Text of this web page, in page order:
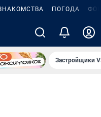
ПОГОДА
Застройщики